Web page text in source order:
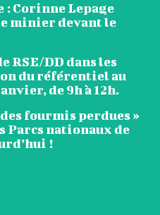
: Corinne Lepage
minier devant le
RSE/DD dans les
du référentiel au
de 9h à 12h.
fourmis perdues »
Parcs nationaux de
!